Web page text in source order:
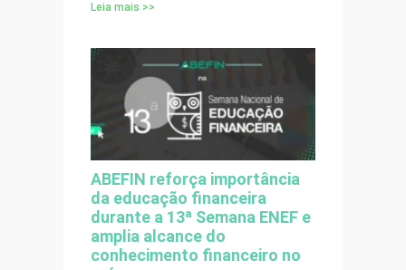
Leia mais >>
ABEFIN reforça importância
da educação financeira
durante a 13ª Semana ENEF e
amplia alcance do
conhecimento financeiro no